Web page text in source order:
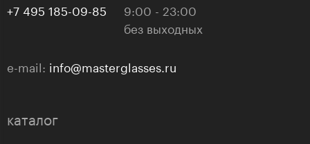
+7 495 185-09-85
9:00 - 23:00
без выходных
e-mail: info@masterglasses.ru
каталог